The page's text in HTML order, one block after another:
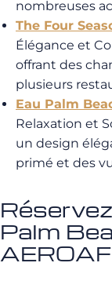
nombreuses
The Four
Élégance et
offrant des
plusieurs
Eau Palm
Relaxation et
un design
primé et des
Palm